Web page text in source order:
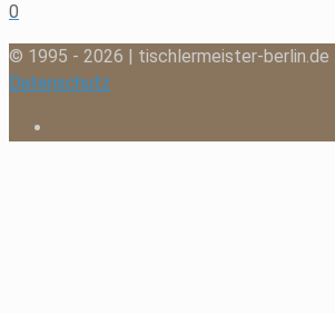
0
© 1995 - 2026 | tischlermeister-berlin.de |
Datenschutz